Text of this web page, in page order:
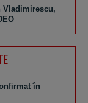
Vladimirescu,
în